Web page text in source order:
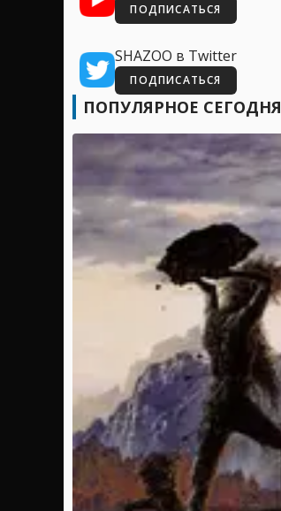
ПОДПИСАТЬСЯ
SHAZOO в Twitter
ПОДПИСАТЬСЯ
ПОПУЛЯРНОЕ СЕГОДНЯ